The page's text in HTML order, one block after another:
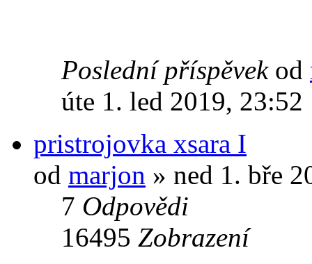
Poslední příspěvek od
úte 1. led 2019, 23:52
pristrojovka xsara I
od marjon » ned 1. bře
7 Odpovědi
16495 Zobrazení